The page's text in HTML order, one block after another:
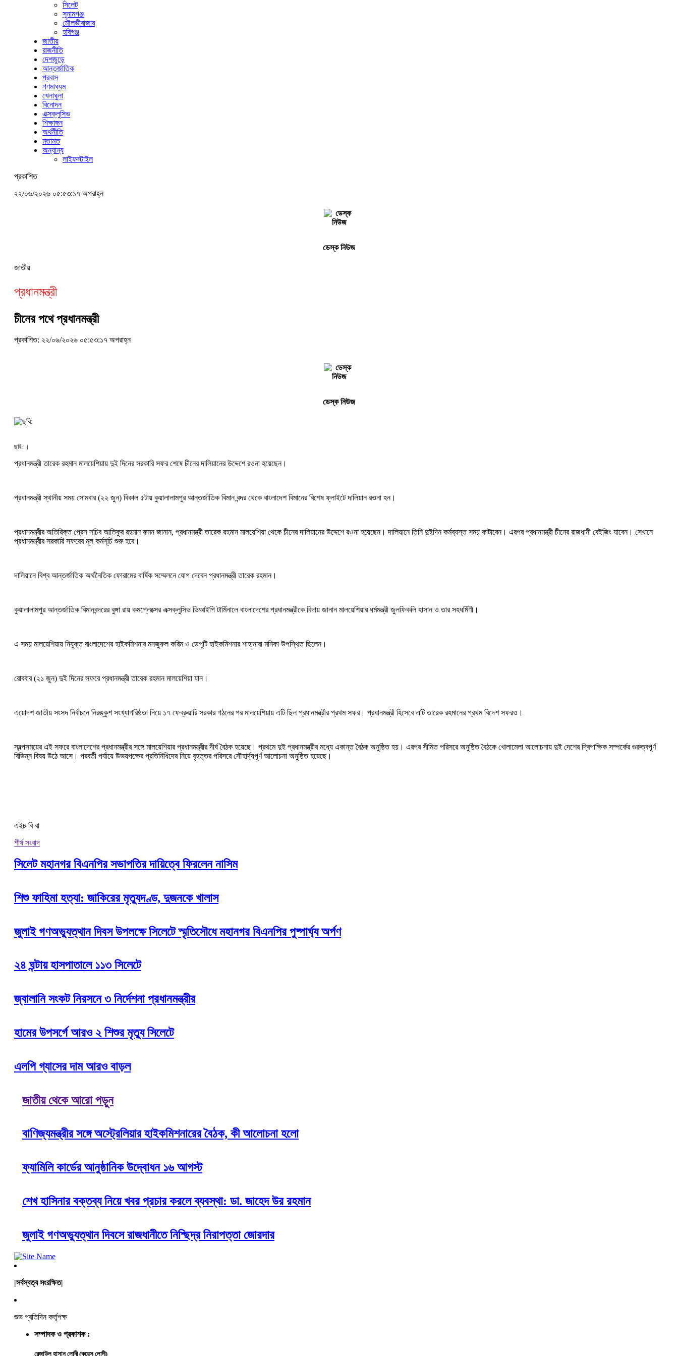
সিলেট
সুনামগঞ্জ
মৌলভীবাজার
হবিগঞ্জ
জাতীয়
রাজনীতি
দেশজুড়ে
আন্তর্জাতিক
প্রবাস
গণমাধ্যম
খেলাধুলা
বিনোদন
এক্সক্লুসিভ
শিক্ষাঙ্গন
অর্থনীতি
মতামত
অন্যান্য
লাইফস্টাইল
প্রকাশিত
২২/০৬/২০২৬ ০৫:৫৩:১৭ অপরাহ্ন
ডেস্ক নিউজ
জাতীয়
প্রধানমন্ত্রী
চীনের পথে প্রধানমন্ত্রী
প্রকাশিত: ২২/০৬/২০২৬ ০৫:৫৩:১৭ অপরাহ্ন
ডেস্ক নিউজ
ছবি: ।
প্রধানমন্ত্রী তারেক রহমান মালয়েশিয়ায় দুই দিনের সরকারি সফর শেষে চীনের দালিয়ানের উদ্দেশে রওনা হয়েছেন।
প্রধানমন্ত্রী স্থানীয় সময় সোমবার (২২ জুন) বিকাল ৫টায় কুয়ালালামপুর আন্তর্জাতিক বিমান বন্দর থেকে বাংলাদেশ বিমানের বিশেষ ফ্লাইটে দালিয়ান রওনা হন।
প্রধানমন্ত্রীর অতিরিক্ত প্রেস সচিব আতিকুর রহমান রুমন জানান, প্রধানমন্ত্রী তারেক রহমান মালয়েশিয়া থেকে চীনের দালিয়ানের উদ্দেশে রওনা হয়েছেন। দালিয়ানে তিনি দুইদিন কর্মব্যস্ত সময় কাটাবেন। এরপর প্রধানমন্ত্রী চীনের রাজধানী বেইজিং যাবেন। সেখানে
প্রধানমন্ত্রীর সরকারি সফরের মূল কর্মসূচি শুরু হবে।
দালিয়ানে বিশ্ব আন্তর্জাতিক অর্থনৈতিক ফোরামের বার্ষিক সম্মেলনে যোগ দেবেন প্রধানমন্ত্রী তারেক রহমান।
কুয়ালালামপুর আন্তর্জাতিক বিমানবন্দরের বুঙ্গা রায় কমপ্লেক্সের এক্সক্লুসিভ ভিআইপি টার্মিনালে বাংলাদেশের প্রধানমন্ত্রীকে বিদায় জানান মালয়েশিয়ার ধর্মমন্ত্রী জুলফিকলি হাসান ও তার সহধর্মিণী।
এ সময় মালয়েশিয়ায় নিযুক্ত বাংলাদেশের হাইকমিশনার মনজুরুল করিম ও ডেপুটি হাইকমিশনার শাহানারা মনিকা উপস্থিত ছিলেন।
রোববার (২১ জুন) দুই দিনের সফরে প্রধানমন্ত্রী তারেক রহমান মালয়েশিয়া যান।
এয়োদশ জাতীয় সংসদ নির্বাচনে নিরঙ্কুশ সংখ্যাগরিষ্ঠতা নিয়ে ১৭ ফেব্রুয়ারি সরকার গঠনের পর মালয়েশিয়ায় এটি ছিল প্রধানমন্ত্রীর প্রথম সফর। প্রধানমন্ত্রী হিসেবে এটি তারেক রহমানের প্রথম বিদেশ সফরও।
স্বল্পসময়ের এই সফরে বাংলাদেশের প্রধানমন্ত্রীর সঙ্গে মালয়েশিয়ার প্রধানমন্ত্রীর দীর্ঘ বৈঠক হয়েছে। প্রথমে দুই প্রধানমন্ত্রীর মধ্যে একান্ত বৈঠক অনুষ্ঠিত হয়। এরপর সীমিত পরিসরে অনুষ্ঠিত বৈঠকে খোলামেলা আলোচনায় দুই দেশের দ্বিপাক্ষিক সম্পর্কের গুরুত্বপূর্ণ
বিভিন্ন বিষয় উঠে আসে। পরবর্তী পর্যায়ে উভয়পক্ষের প্রতিনিধিদের নিয়ে বৃহত্তর পরিসরে সৌহার্দ্যপূর্ণ আলোচনা অনুষ্ঠিত হয়েছে।
এইচ বি বা
শীর্ষ সংবাদ
সিলেট মহানগর বিএনপির সভাপতির দায়িত্বে ফিরলেন নাসিম
শিশু ফাহিমা হত্যা: জাকিরের মৃত্যুদণ্ড, দুজনকে খালাস
জুলাই গণঅভ্যুত্থান দিবস উপলক্ষে সিলেটে স্মৃতিসৌধে মহানগর বিএনপির পুষ্পার্ঘ্য অর্পণ
২৪ ঘন্টায় হাসপাতালে ১১৩ সিলেটে
জ্বালানি সংকট নিরসনে ৩ নির্দেশনা প্রধানমন্ত্রীর
হামের উপসর্গে আরও ২ শিশুর মৃত্যু সিলেটে
এলপি গ্যাসের দাম আরও বাড়ল
জাতীয় থেকে আরো পড়ুন
বাণিজ্যমন্ত্রীর সঙ্গে অস্ট্রেলিয়ার হাইকমিশনারের বৈঠক, কী আলোচনা হলো
ফ্যামিলি কার্ডের আনুষ্ঠানিক উদ্বোধন ১৬ আগস্ট
শেখ হাসিনার বক্তব্য নিয়ে খবর প্রচার করলে ব্যবস্থা: ডা. জাহেদ উর রহমান
জুলাই গণঅভ্যুত্থান দিবসে রাজধানীতে নিশ্ছিদ্র নিরাপত্তা জোরদার
|সর্বস্বত্ব সংরক্ষিত|
শুভ প্রতিদিন কর্তৃপক্ষ
সম্পাদক ও প্রকাশক :
রেজাউল হাসান লোদী (কয়েস লোদী)